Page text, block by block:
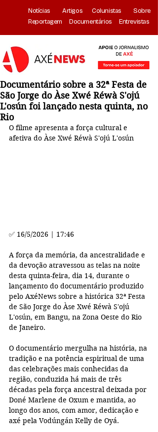
Notícias Artigos Colunistas
Sobre
Reportagem
Documentários Entrevistas
Documentário sobre a 32ª Festa de
São Jorge do Àse Xwé Réwà S'ojú
L'osún foi lançado nesta quinta, no
Rio
O filme apresenta a força cultural e
afetiva do Àse Xwé Réwà S'ojú L'osún
✅ 16/5/2026 | 17:46
A força da memória, da ancestralidade e
da devoção atravessou as telas na noite
desta quinta-feira, dia 14, durante o
lançamento do documentário produzido
pelo AxéNews sobre a histórica 32ª Festa
de São Jorge do Àse Xwé Réwà S'ojú
L'osún, em Bangu, na Zona Oeste do Rio
de Janeiro.
O documentário mergulha na história, na
tradição e na potência espiritual de uma
das celebrações mais conhecidas da
região, conduzida há mais de três
décadas pela força ancestral deixada por
Doné Marlene de Oxum e mantida, ao
longo dos anos, com amor, dedicação e
axé pela Vodúngán Kelly de Oyá.